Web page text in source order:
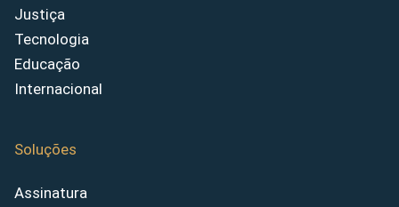
Justiça
Tecnologia
Educação
Internacional
Soluções
Assinatura